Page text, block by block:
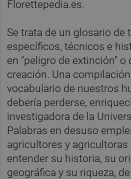
Florettepedia.es.
Se trata de un glosario de
específicos, técnicos e
en "peligro de extinción" o
creación. Una
vocabulario de nuestros
debería perderse,
investigadora de la
Palabras en desuso
agricultores y agricultoras
entender su historia, su
geográfica y su riqueza,